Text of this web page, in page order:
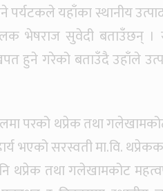
पर्यटकले यहाँका स्थानीय
भेषराज सुवेदी बताउँछन्
खपत हुने गरेको बताउँदै उहाँले
परको थप्रेक तथा
भएको सरस्वती मा.वि.
थप्रेक तथा गलेखामकोट